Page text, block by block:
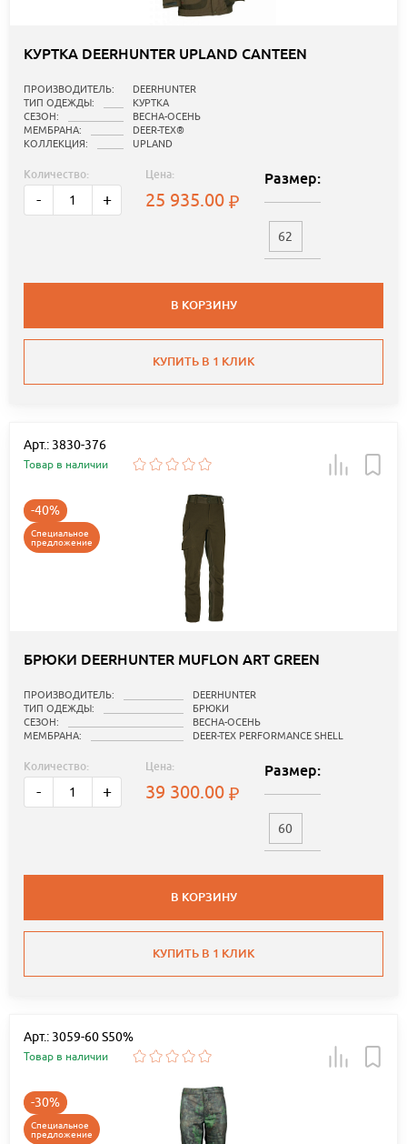
КУРТКА DEERHUNTER UPLAND CANTEEN
ПРОИЗВОДИТЕЛЬ:
DEERHUNTER
ТИП ОДЕЖДЫ:
КУРТКА
СЕЗОН:
ВЕСНА-ОСЕНЬ
МЕМБРАНА:
DEER-TEX®
КОЛЛЕКЦИЯ:
UPLAND
Количество:
- +
Цена:
25 935.00
Размер:
62
В КОРЗИНУ
КУПИТЬ В 1 КЛИК
Арт.: 3830-376
Товар в наличии
-40%
Специальное
предложение
БРЮКИ DEERHUNTER MUFLON ART GREEN
ПРОИЗВОДИТЕЛЬ:
DEERHUNTER
ТИП ОДЕЖДЫ:
БРЮКИ
СЕЗОН:
ВЕСНА-ОСЕНЬ
МЕМБРАНА:
DEER-TEX PERFORMANCE SHELL
Количество:
- +
Цена:
39 300.00
Размер:
60
В КОРЗИНУ
КУПИТЬ В 1 КЛИК
Арт.: 3059-60 S50%
Товар в наличии
-30%
Специальное
предложение